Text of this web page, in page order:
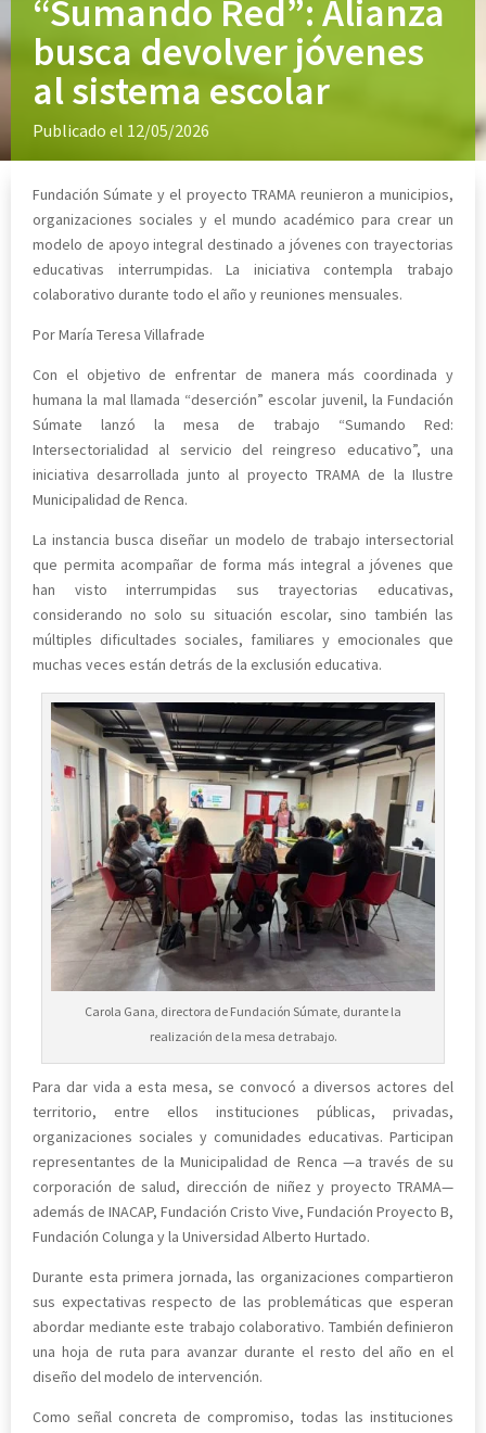
“Sumando Red”: Alianza
busca devolver jóvenes
al sistema escolar
Publicado el 12/05/2026
Fundación Súmate y el proyecto TRAMA reunieron a municipios,
organizaciones sociales y el mundo académico para crear un
modelo de apoyo integral destinado a jóvenes con trayectorias
educativas interrumpidas. La iniciativa contempla trabajo
colaborativo durante todo el año y reuniones mensuales.
Por María Teresa Villafrade
Con el objetivo de enfrentar de manera más coordinada y
humana la mal llamada “deserción” escolar juvenil, la Fundación
Súmate lanzó la mesa de trabajo “Sumando Red:
Intersectorialidad al servicio del reingreso educativo”, una
iniciativa desarrollada junto al proyecto TRAMA de la Ilustre
Municipalidad de Renca.
La instancia busca diseñar un modelo de trabajo intersectorial
que permita acompañar de forma más integral a jóvenes que
han visto interrumpidas sus trayectorias educativas,
considerando no solo su situación escolar, sino también las
múltiples dificultades sociales, familiares y emocionales que
muchas veces están detrás de la exclusión educativa.
Carola Gana, directora de Fundación Súmate, durante la
realización de la mesa de trabajo.
Para dar vida a esta mesa, se convocó a diversos actores del
territorio, entre ellos instituciones públicas, privadas,
organizaciones sociales y comunidades educativas. Participan
representantes de la Municipalidad de Renca —a través de su
corporación de salud, dirección de niñez y proyecto TRAMA—
además de INACAP, Fundación Cristo Vive, Fundación Proyecto B,
Fundación Colunga y la Universidad Alberto Hurtado.
Durante esta primera jornada, las organizaciones compartieron
sus expectativas respecto de las problemáticas que esperan
abordar mediante este trabajo colaborativo. También definieron
una hoja de ruta para avanzar durante el resto del año en el
diseño del modelo de intervención.
Como señal concreta de compromiso, todas las instituciones